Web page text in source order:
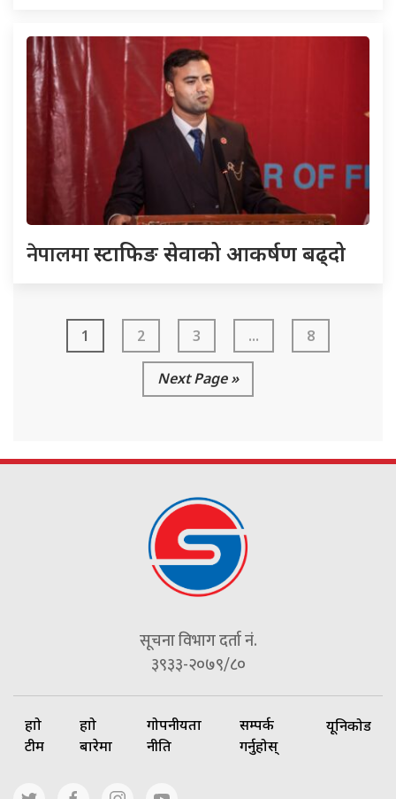
नेपालमास्टाफिङ सेवाको आकर्षण बढ्दो
1 2 3 ... 8
Next Page »
सूचना विभाग दर्ता नं.
३९३३-२०७९/८०
हाम्रो
टीम
हाम्रो
बारेमा
गोपनीयता
नीति
सम्पर्क
गर्नुहोस्
यूनिकोड